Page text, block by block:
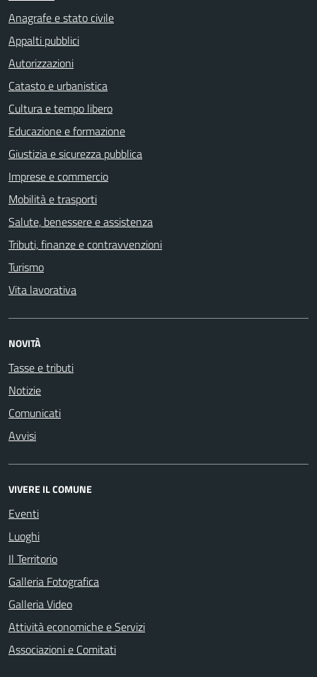
Anagrafe e stato civile
Appalti pubblici
Autorizzazioni
Catasto e urbanistica
Cultura e tempo libero
Educazione e formazione
Giustizia e sicurezza pubblica
Imprese e commercio
Mobilità e trasporti
Salute, benessere e assistenza
Tributi, finanze e contravvenzioni
Turismo
Vita lavorativa
NOVITÀ
Tasse e tributi
Notizie
Comunicati
Avvisi
VIVERE IL COMUNE
Eventi
Luoghi
Il Territorio
Galleria Fotografica
Galleria Video
Attività economiche e Servizi
Associazioni e Comitati